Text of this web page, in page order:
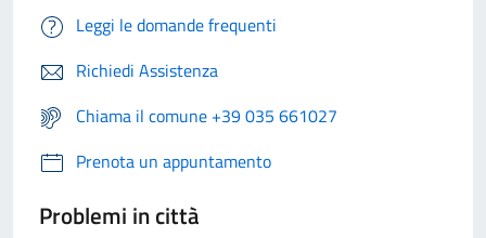
Leggi le domande frequenti
Richiedi Assistenza
Chiama il comune +39 035 661027
Prenota un appuntamento
Problemi in città